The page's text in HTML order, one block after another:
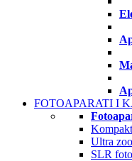
FOTOAPARATI I
Ultra
SLR